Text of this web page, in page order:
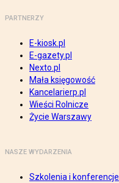
PARTNERZY
E-kiosk.pl
E-gazety.pl
Nexto.pl
Mała księgowość
Kancelarierp.pl
Wieści Rolnicze
Życie Warszawy
NASZE WYDARZENIA
Szkolenia i konferencje